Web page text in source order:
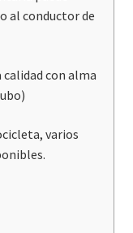
al conductor de
calidad con alma
varios